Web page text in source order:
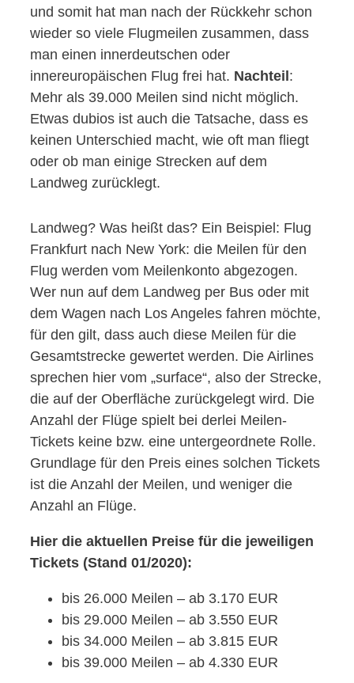
und somit hat man nach der Rückkehr schon
wieder so viele Flugmeilen zusammen, dass
man einen innerdeutschen oder
innereuropäischen Flug frei hat. Nachteil :
Mehr als 39.000 Meilen sind nicht möglich.
Etwas dubios ist auch die Tatsache, dass es
keinen Unterschied macht, wie oft man fliegt
oder ob man einige Strecken auf dem
Landweg zurücklegt.
Landweg? Was heißt das? Ein Beispiel: Flug
Frankfurt nach New York: die Meilen für den
Flug werden vom Meilenkonto abgezogen.
Wer nun auf dem Landweg per Bus oder mit
dem Wagen nach Los Angeles fahren möchte,
für den gilt, dass auch diese Meilen für die
Gesamtstrecke gewertet werden. Die Airlines
sprechen hier vom „surface“, also der Strecke,
die auf der Oberfläche zurückgelegt wird. Die
Anzahl der Flüge spielt bei derlei Meilen-
Tickets keine bzw. eine untergeordnete Rolle.
Grundlage für den Preis eines solchen Tickets
ist die Anzahl der Meilen, und weniger die
Anzahl an Flüge.
Hier die aktuellen Preise für die jeweiligen
Tickets (Stand 01/2020):
bis 26.000 Meilen – ab 3.170 EUR
bis 29.000 Meilen – ab 3.550 EUR
bis 34.000 Meilen – ab 3.815 EUR
bis 39.000 Meilen – ab 4.330 EUR